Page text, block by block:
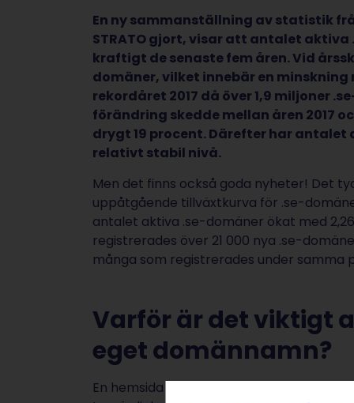
En ny sammanställning av statistik
STRATO gjort, visar att antalet
kraftigt de senaste fem åren. Vid
domäner, vilket innebär en
rekordåret 2017 då över 1,9 miljoner
förändring skedde mellan åren 2017
drygt 19 procent. Därefter har
relativt stabil nivå.
Men det finns också goda nyheter! Det
uppåtgående tillväxtkurva för .se-
antalet aktiva .se-domäner ökat med
registrerades över 21 000 nya .se-
många som registrerades under samma
Varför är det viktigt
eget domännamn?
En hemsida med ett eget domännamn